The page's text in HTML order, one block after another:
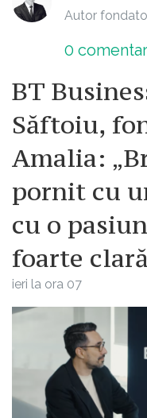
Autor
0
BT
Săftoiu,
Amalia:
pornit cu
cu o
foarte
ieri la ora 07